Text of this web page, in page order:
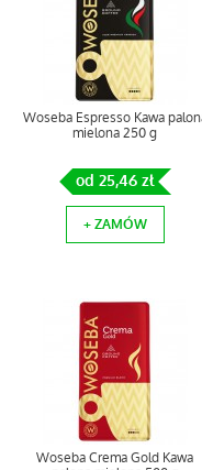
Woseba Espresso Kawa
mielona 250 g
od 25,46 zł
+ ZAMÓW
Woseba Crema Gold Kawa